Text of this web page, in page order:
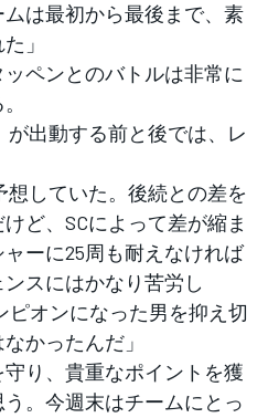
は最初から最後まで、素
」
ペンとのバトルは非常に
が出動する前と後では、レ
想していた。後続との差を
ど、SCによって差が縮ま
ーに25周も耐えなければ
スにはかなり苦労し
オンになった男を抑え切
かったんだ」
守り、貴重なポイントを獲
。今週末はチームにとっ